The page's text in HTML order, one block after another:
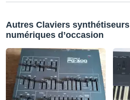
Autres Claviers synthétiseurs
numériques d’occasion